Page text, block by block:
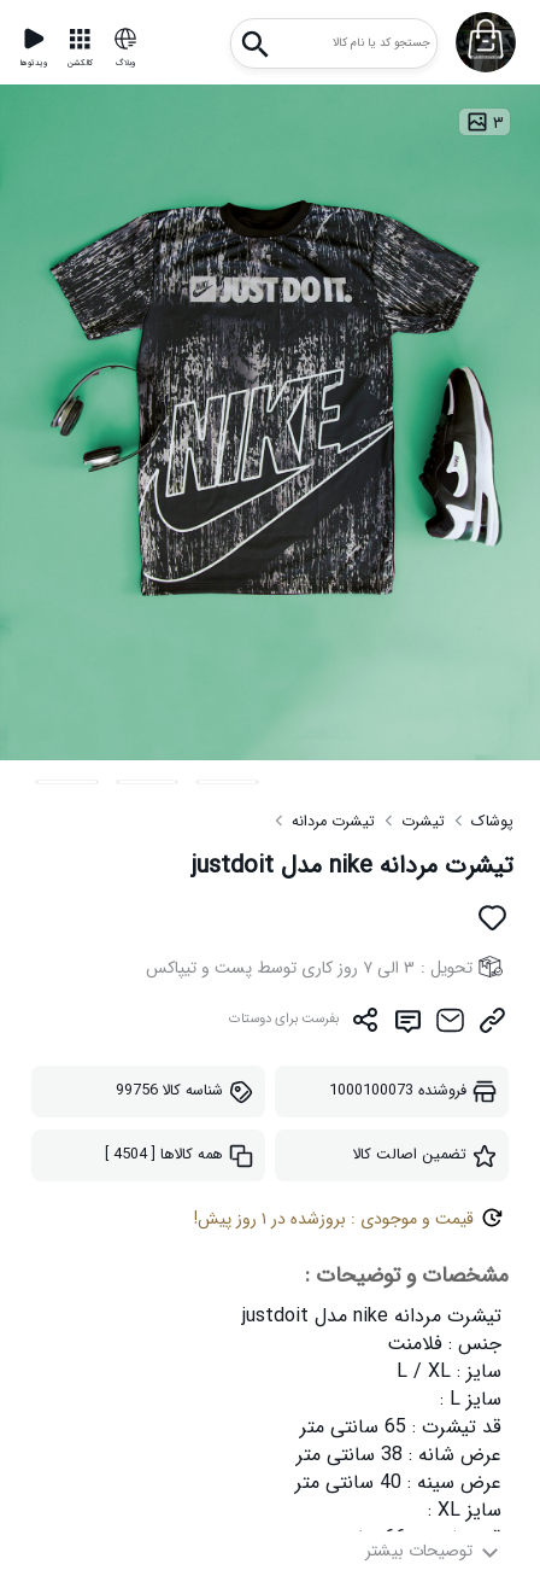
ویدئوها کالکشن وبلاگ
۳
پوشاک تیشرت تیشرت مردانه
تیشرت مردانه nike مدل justdoit
تحویل : ۳ الی ۷ روز کاری توسط پست و تیپاکس
بفرست برای دوستات
فروشنده 1000100073 شناسه کالا99756
تضمین اصالت کالا همه کالاها [ 4504 ]
قیمت و موجودی : بروزشده در ۱ روز پیش!
مشخصات و توضیحات :
تیشرت مردانه nike مدل justdoit